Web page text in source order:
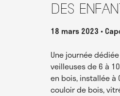
des
18 mars 2023
Une journée
veilleuses de 6 à
en bois, installée à
couloir de bois,